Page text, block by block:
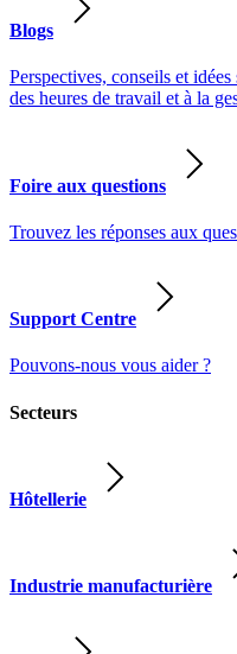
Blogs
Perspectives, conseils et
des heures de travail et à la
Foire aux questions
Trouvez les réponses aux
Support Centre
Pouvons-nous vous aider ?
Secteurs
Hôtellerie
Industrie manufacturière